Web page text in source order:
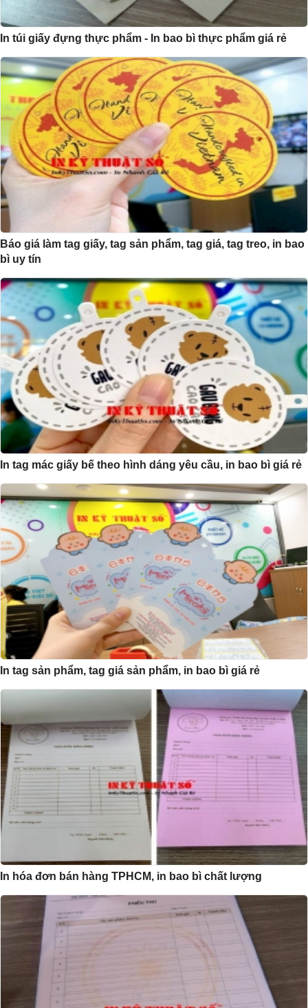
In túi giấy đựng thực phẩm - In bao bì thực phẩm giá rẻ
Báo giá làm tag giấy, tag sản phẩm, tag giá, tag treo, in bao
bì uy tín
In tag mác giấy bế theo hình dáng yêu cầu, in bao bì giá rẻ
In tag sản phẩm, tag giá sản phẩm, in bao bì giá rẻ
In hóa đơn bán hàng TPHCM, in bao bì chất lượng